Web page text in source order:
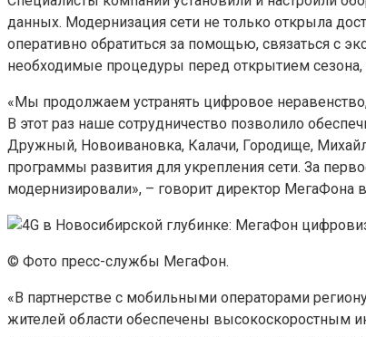
данных. Модернизация сети не только открыла
оперативно обратиться за помощью, связаться с
необходимые процедуры перед открытием сезона,
«Мы продолжаем устранять цифровое неравенство,
В этот раз наше сотрудничество позволило
Дружный, Новоивановка, Калачи, Городище,
программы развития для укрепления сети. За
модернизировали», – говорит директор
© Фото пресс-службы МегаФон.
«В партнерстве с мобильными операторами
жителей области обеспечены высокоскоростным